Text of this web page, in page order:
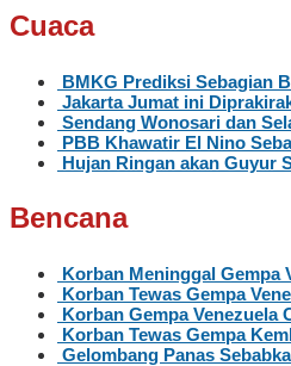
Cuaca
BMKG Prediksi Sebagian
Jakarta Jumat ini
Sendang Wonosari dan
PBB Khawatir El Nino
Hujan Ringan akan Guyur
Bencana
Korban Meninggal Gempa
Korban Tewas Gempa
Korban Gempa Venezuela
Korban Tewas Gempa
Gelombang Panas